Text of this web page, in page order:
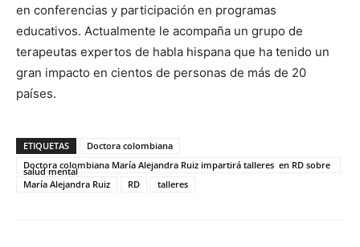
en conferencias y participación en programas
educativos. Actualmente le acompaña un grupo de
terapeutas expertos de habla hispana que ha tenido un
gran impacto en cientos de personas de más de 20
países.
ETIQUETAS
Doctora colombiana
Doctora colombiana María Alejandra Ruiz impartirá talleres en RD sobre
salud mental
María Alejandra Ruiz
RD talleres